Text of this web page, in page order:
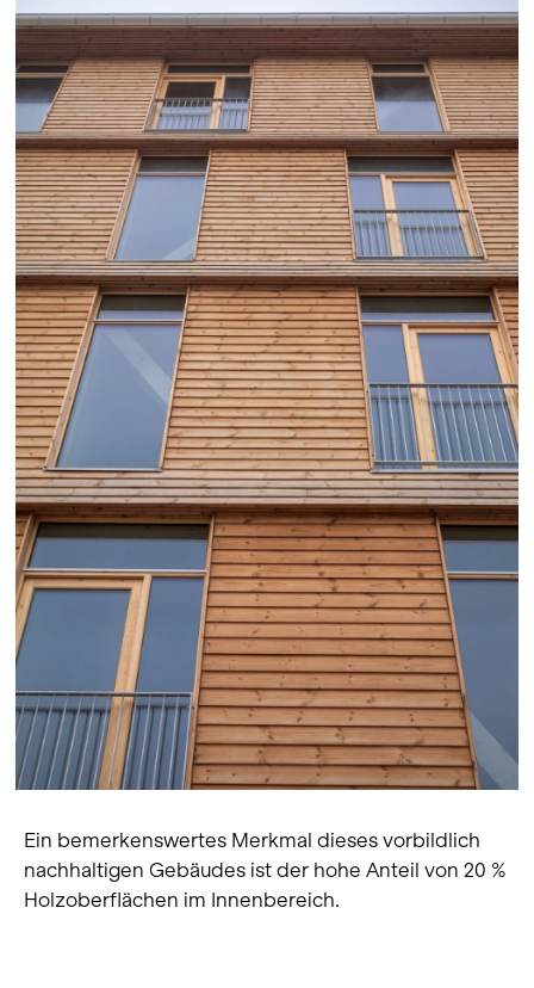
Ein bemerkenswertes Merkmal dieses vorbildlich
nachhaltigen Gebäudes ist der hohe Anteil von 20 %
Holzoberflächen im Innenbereich.